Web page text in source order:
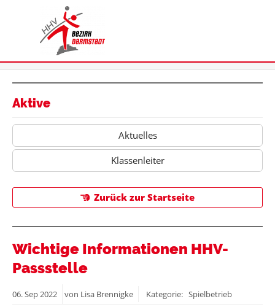
Aktive
Aktuelles
Klassenleiter
Zurück zur Startseite
Wichtige Informationen HHV-
Passstelle
06.Sep2022 von Lisa Brennigke Kategorie: Spielbetrieb